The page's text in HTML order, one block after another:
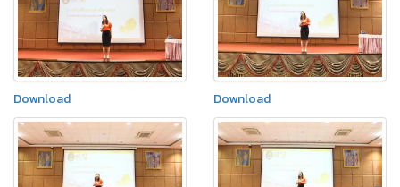
Download Download